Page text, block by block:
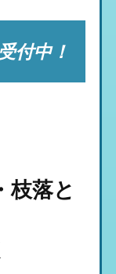
付中！
枝落と